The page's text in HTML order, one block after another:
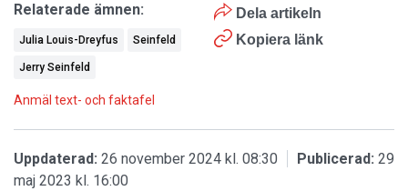
Dela artikeln
Kopiera länk
Relaterade ämnen:
Julia Louis-Dreyfus Seinfeld
Jerry Seinfeld
Anmäl text- och faktafel
Uppdaterad: 26 november 2024 kl. 08:30 Publicerad: 29
maj 2023 kl. 16:00